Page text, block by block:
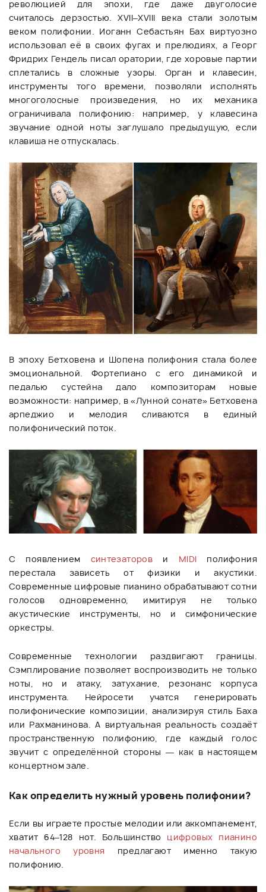
революцией для эпохи, где даже двуголосие
считалось дерзостью. XVII–XVIII века стали золотым
веком полифонии. Иоганн Себастьян Бах виртуозно
использовал её в своих фугах и прелюдиях, а Георг
Фридрих Гендель писал оратории, где хоровые партии
сплетались в сложные узоры. Орган и клавесин,
инструменты того времени, позволяли исполнять
многоголосные произведения, но их механика
ограничивала полифонию: например, у клавесина
звучание одной ноты заглушало предыдущую, если
клавиша не отпускалась.
В эпоху Бетховена и Шопена полифония стала более
эмоциональной. Фортепиано с его динамикой и
педалью сустейна дало композиторам новые
возможности: например, в «Лунной сонате» Бетховена
арпеджио и мелодия сливаются в единый
полифонический поток.
С появлением синтезаторов и MIDI полифония
перестала зависеть от физики и акустики.
Современные цифровые пианино обрабатывают сотни
голосов одновременно, имитируя не только
акустические инструменты, но и симфонические
оркестры.
Современные технологии раздвигают границы.
Сэмплирование позволяет воспроизводить не только
ноты, но и атаку, затухание, резонанс корпуса
инструмента. Нейросети учатся генерировать
полифонические композиции, анализируя стиль Баха
или Рахманинова. А виртуальная реальность создаёт
пространственную полифонию, где каждый голос
звучит с определённой стороны — как в настоящем
концертном зале.
Как определить нужный уровень полифонии?
Если вы играете простые мелодии или аккомпанемент,
хватит 64–128 нот. Большинство цифровых пианино
начального уровня предлагают именно такую
полифонию.